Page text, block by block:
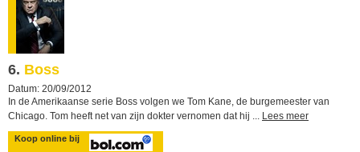
6. Boss
Datum: 20/09/2012
In de Amerikaanse serie Boss volgen we Tom Kane, de burgemeester van
Chicago. Tom heeft net van zijn dokter vernomen dat hij ... Lees meer
Koop online bij